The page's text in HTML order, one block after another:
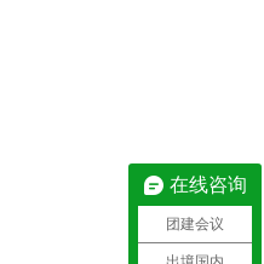
在线咨询
团建会议